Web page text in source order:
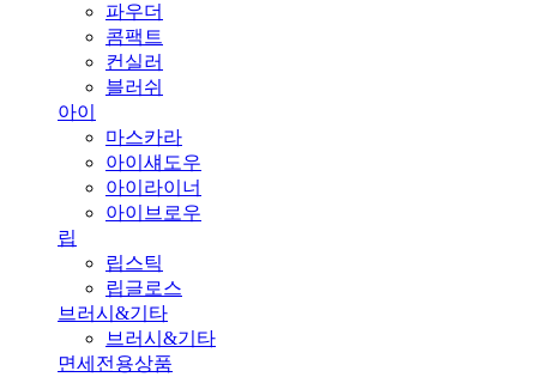
파우더
콤팩트
컨실러
블러쉬
아이
마스카라
아이섀도우
아이라이너
아이브로우
립
립스틱
립글로스
브러시&기타
브러시&기타
면세전용상품